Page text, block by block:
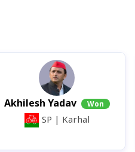
Akhilesh Yadav Won
SP | Karhal